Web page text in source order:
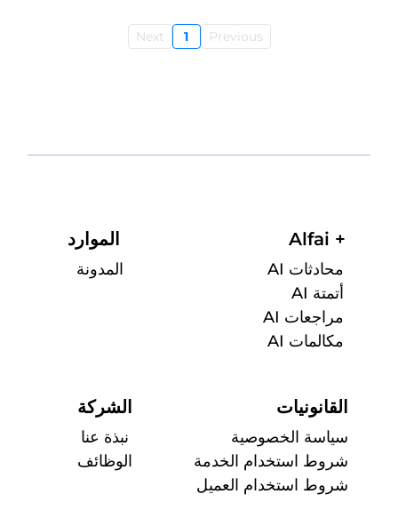
Previous
1
Next
الموارد Alfai +
محادثات AI
المدونة
أتمتة AI
مراجعات AI
مكالمات AI
الشركة القانونيات
نبذة عنا
سياسة الخصوصية
الوظائف
شروط استخدام الخدمة
شروط استخدام العميل